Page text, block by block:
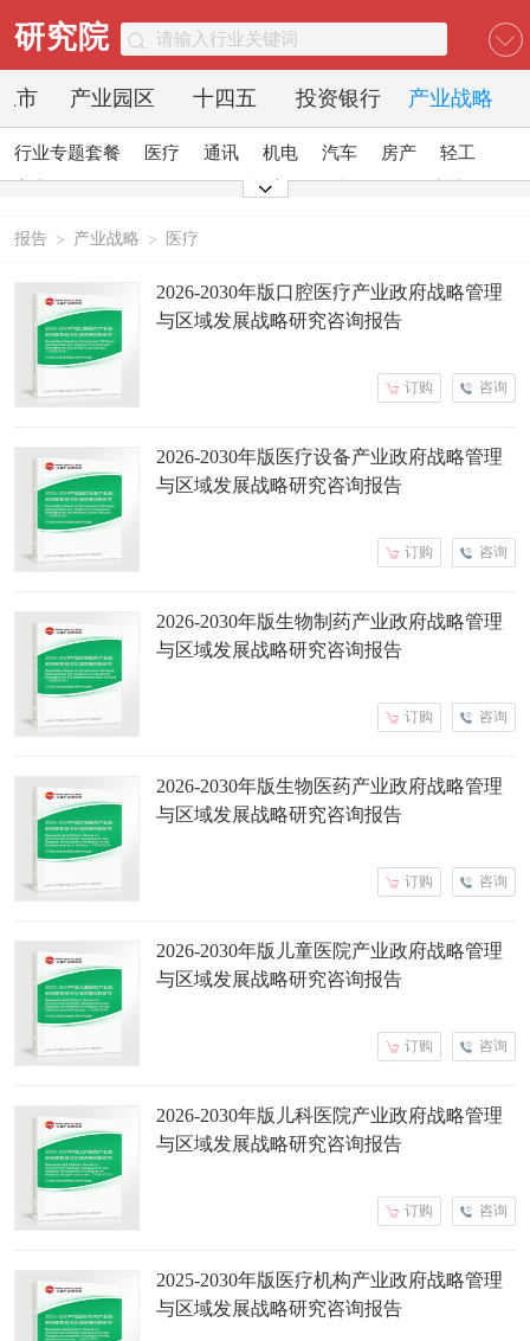
研究院
市 产业园区 十四五 投资银行 产业战略
行业专题套餐 医疗 通讯 机电 汽车 房产
轻工
酒店
报告 > 产业战略 > 医疗
2026-2030年版口腔医疗产业政府战略管理
与区域发展战略研究咨询报告
咨询
订购
2026-2030年版医疗设备产业政府战略管理
与区域发展战略研究咨询报告
咨询
订购
2026-2030年版生物制药产业政府战略管理
与区域发展战略研究咨询报告
咨询
订购
2026-2030年版生物医药产业政府战略管理
与区域发展战略研究咨询报告
咨询
订购
2026-2030年版儿童医院产业政府战略管理
与区域发展战略研究咨询报告
咨询
订购
2026-2030年版儿科医院产业政府战略管理
与区域发展战略研究咨询报告
咨询
订购
2025-2030年版医疗机构产业政府战略管理
与区域发展战略研究咨询报告